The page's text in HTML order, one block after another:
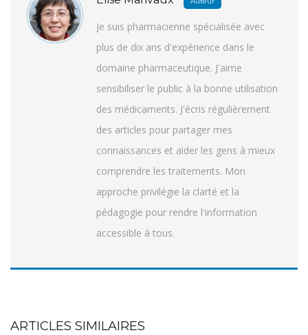
Je suis pharmacienne spécialisée avec
plus de dix ans d'expérience dans le
domaine pharmaceutique. J'aime
sensibiliser le public à la bonne utilisation
des médicaments. J'écris régulièrement
des articles pour partager mes
connaissances et aider les gens à mieux
comprendre les traitements. Mon
approche privilégie la clarté et la
pédagogie pour rendre l'information
accessible à tous.
ARTICLES SIMILAIRES